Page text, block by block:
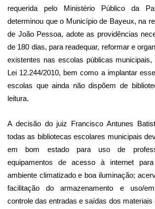
requerida pelo Ministério Público da
determinou que o Município de Bayeux, na
de João Pessoa, adote as providências
de 180 dias, para readequar, reformar e
existentes nas escolas públicas
Lei 12.244/2010, bem como a implantar
escolas que ainda não dispõem de
leitura.
A decisão do juiz Francisco Antunes
todas as bibliotecas escolares municipais
em bom estado para uso de
equipamentos de acesso à internet
ambiente climatizado e boa iluminação;
facilitação do armazenamento e uso/
controle das entradas e saídas dos materiais